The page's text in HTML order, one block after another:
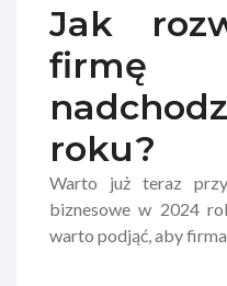
Jak
roku?
Warto już teraz
biznesowe w 2024
warto podjąć, aby firma